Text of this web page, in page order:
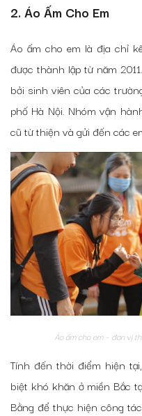
2. Áo Ấm Cho Em
Áo ấm cho em là địa chỉ
được thành lập từ năm
bởi sinh viên của các
phố Hà Nội. Nhóm vận
cũ từ thiện và gửi đến các
Áo ấm cho em – đơn vị
Tính đến thời điểm hiện
biệt khó khăn ở miền Bắc
Bằng để thực hiện công